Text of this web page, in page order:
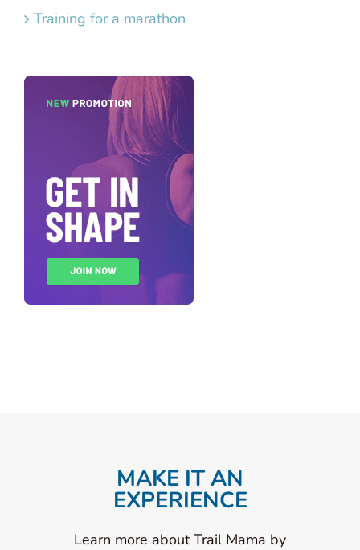
Training for a marathon
MAKE IT AN
EXPERIENCE
Learn more about Trail Mama by